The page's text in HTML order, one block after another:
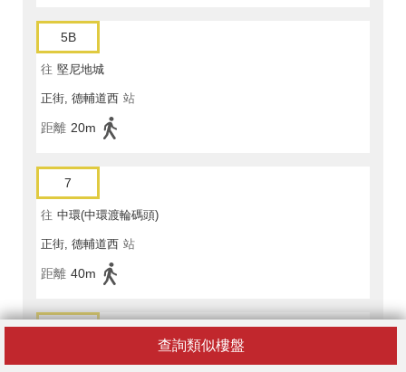
查詢類似樓盤
5B
往 堅尼地城
正街, 德輔道西 站
距離 20m
7
往 中環(中環渡輪碼頭)
正街, 德輔道西 站
距離 40m
7